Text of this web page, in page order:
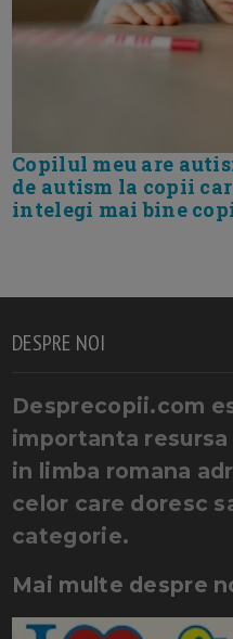
Copilul meu are
de autism la copii
intelegi mai bine
DESPRE NOI
Desprecopii.com
importanta
in limba romana
celor care doresc
categorie.
Mai multe despre